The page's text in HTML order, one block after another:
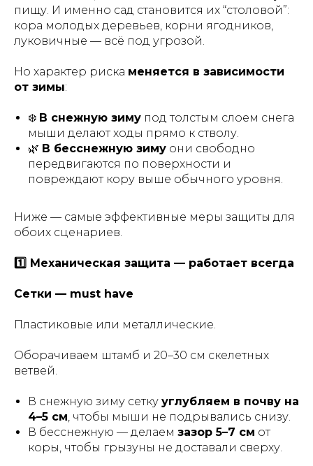
пищу. И именно сад становится их “столовой”:
кора молодых деревьев, корни ягодников,
луковичные — всё под угрозой.
Но характер риска меняется в зависимости
от зимы:
❄️ В снежную зиму под толстым слоем снега
мыши делают ходы прямо к стволу.
🌿 В бесснежную зиму они свободно
передвигаются по поверхности и
повреждают кору выше обычного уровня.
Ниже — самые эффективные меры защиты для
обоих сценариев.
1️⃣ Механическая защита — работает всегда
Сетки — must have
Пластиковые или металлические.
Оборачиваем штамб и 20–30 см скелетных
ветвей.
В снежную зиму сетку углубляем в почву на
4–5 см , чтобы мыши не подрывались снизу.
В бесснежную — делаем зазор 5–7 см от
коры, чтобы грызуны не доставали сверху.